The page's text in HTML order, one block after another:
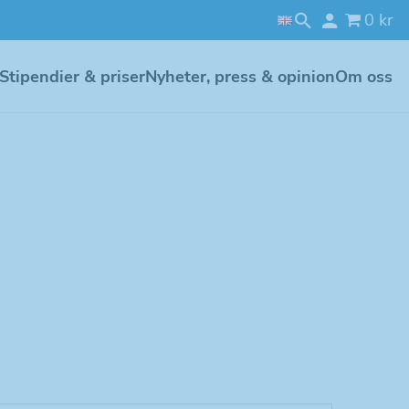
0 kr
Stipendier & priserNyheter, press & opinionOm oss